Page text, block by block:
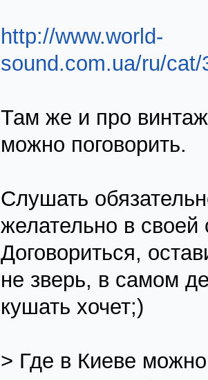
http://www.world-
sound.com.ua/ru/cat/
Там же и про
можно поговорить.
Слушать
желательно в своей
Договориться,
не зверь, в самом
кушать хочет;)
> Где в Киеве